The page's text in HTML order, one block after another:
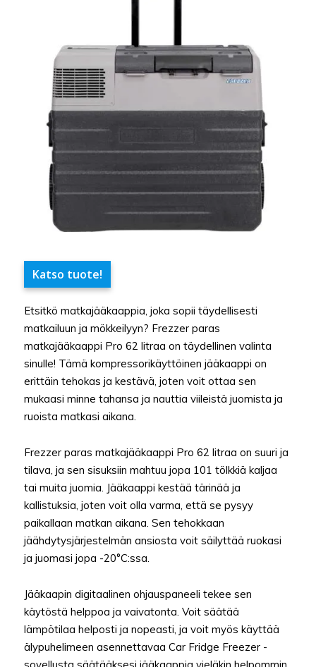
Katso tuote!
Etsitkö matkajääkaappia, joka sopii täydellisesti
matkailuun ja mökkeilyyn? Frezzer paras
matkajääkaappi Pro 62 litraa on täydellinen valinta
sinulle! Tämä kompressorikäyttöinen jääkaappi on
erittäin tehokas ja kestävä, joten voit ottaa sen
mukaasi minne tahansa ja nauttia viileistä juomista ja
ruoista matkasi aikana.
Frezzer paras matkajääkaappi Pro 62 litraa on suuri ja
tilava, ja sen sisuksiin mahtuu jopa 101 tölkkiä kaljaa
tai muita juomia. Jääkaappi kestää tärinää ja
kallistuksia, joten voit olla varma, että se pysyy
paikallaan matkan aikana. Sen tehokkaan
jäähdytysjärjestelmän ansiosta voit säilyttää ruokasi
ja juomasi jopa -20°C:ssa.
Jääkaapin digitaalinen ohjauspaneeli tekee sen
käytöstä helppoa ja vaivatonta. Voit säätää
lämpötilaa helposti ja nopeasti, ja voit myös käyttää
älypuhelimeen asennettavaa Car Fridge Freezer -
sovellusta säätääksesi jääkaappia vieläkin helpommin.